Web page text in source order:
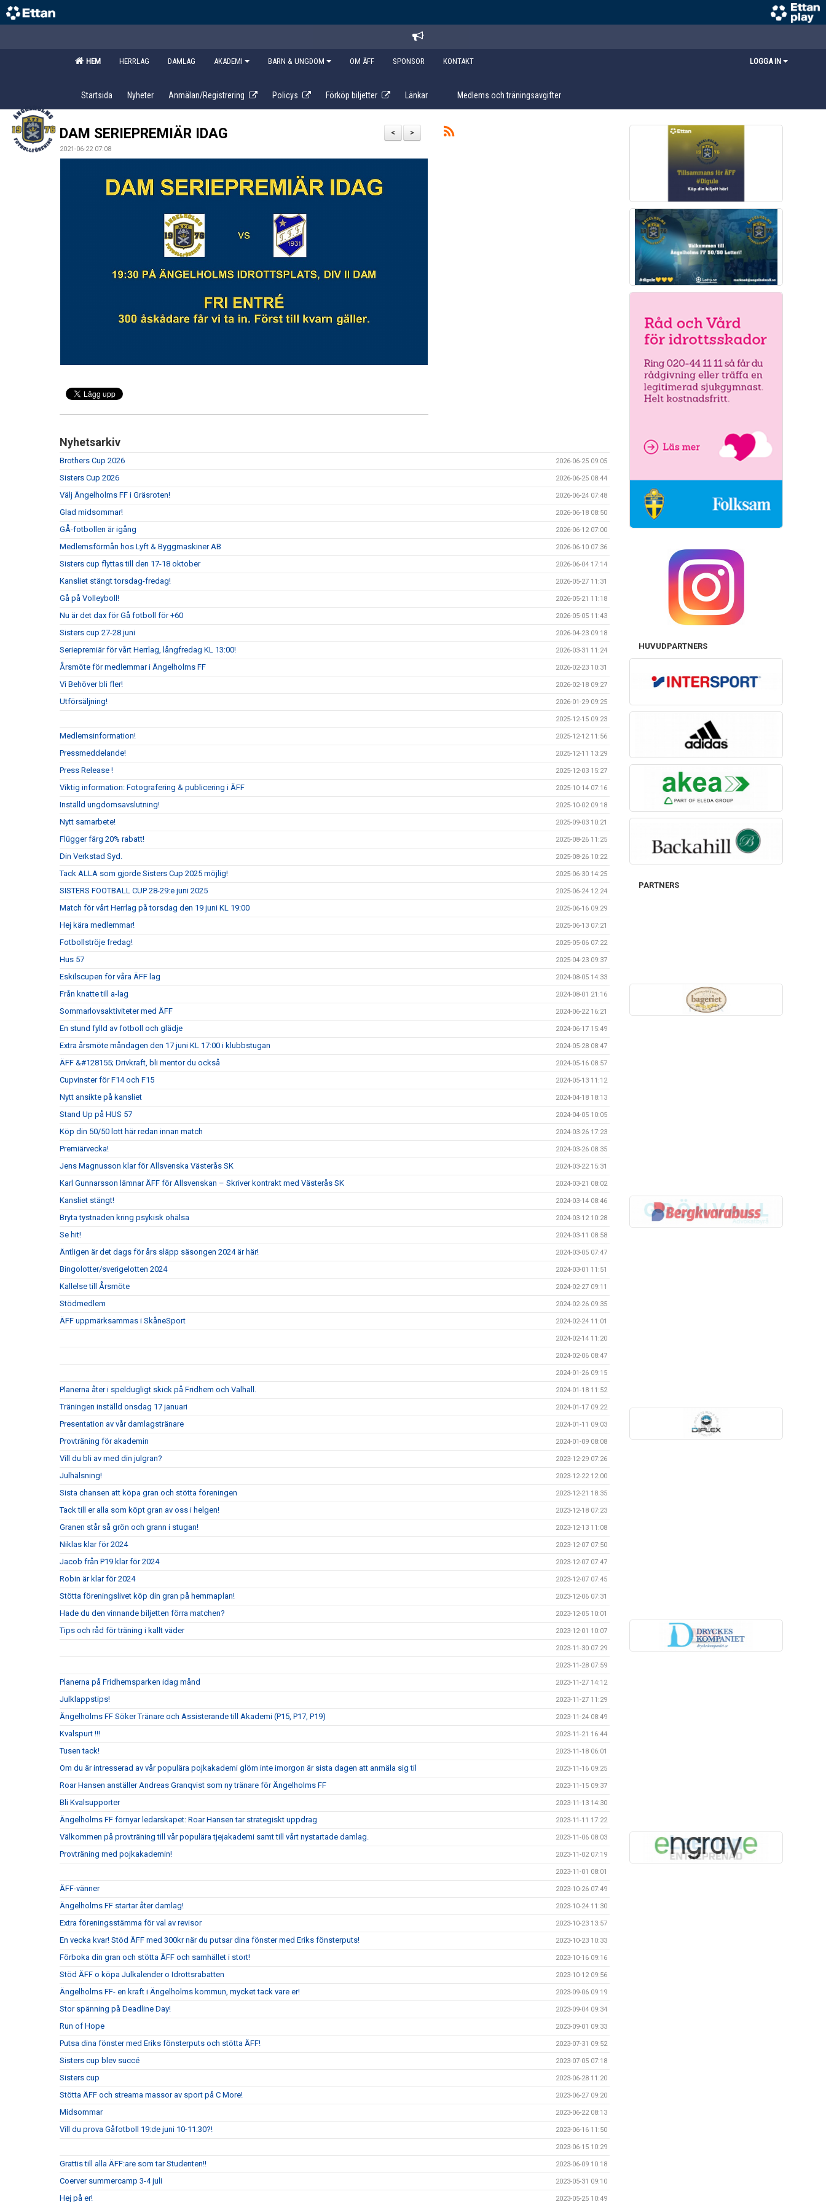
HEM HERRLAG DAMLAG AKADEMI BARN & UNGDOM OM ÄFF SPONSOR KONTAKT LOGGA IN
Startsida Nyheter Anmälan/Registrering Policys Förköp biljetter Länkar Medlems och träningsavgifter
>
<
DAM SERIEPREMIÄR IDAG
2021-06-22 07:08
Nyhetsarkiv
Brothers Cup 2026 2026-06-25 09:05
Sisters Cup 2026 2026-06-25 08:44
Välj Ängelholms FF i Gräsroten! 2026-06-24 07:48
Glad midsommar! 2026-06-18 08:50
GÅ-fotbollen är igång 2026-06-12 07:00
Medlemsförmån hos Lyft & Byggmaskiner AB 2026-06-10 07:36
Sisters cup flyttas till den 17-18 oktober 2026-06-04 17:14
Kansliet stängt torsdag-fredag! 2026-05-27 11:31
Gå på Volleyboll! 2026-05-21 11:18
Nu är det dax för Gå fotboll för +60 2026-05-05 11:43
Sisters cup 27-28 juni 2026-04-23 09:18
Seriepremiär för vårt Herrlag, långfredag KL 13:00! 2026-03-31 11:24
Årsmöte för medlemmar i Ängelholms FF 2026-02-23 10:31
Vi Behöver bli fler! 2026-02-18 09:27
Utförsäljning! 2026-01-29 09:25
2025-12-15 09:23
Medlemsinformation! 2025-12-12 11:56
Pressmeddelande! 2025-12-11 13:29
Press Release ! 2025-12-03 15:27
Viktig information: Fotografering & publicering i ÄFF 2025-10-14 07:16
Inställd ungdomsavslutning! 2025-10-02 09:18
Nytt samarbete! 2025-09-03 10:21
Flügger färg 20% rabatt! 2025-08-26 11:25
Din Verkstad Syd. 2025-08-26 10:22
Tack ALLA som gjorde Sisters Cup 2025 möjlig! 2025-06-30 14:25
SISTERS FOOTBALL CUP 28-29:e juni 2025 2025-06-24 12:24
Match för vårt Herrlag på torsdag den 19 juni KL 19:00 2025-06-16 09:29
Hej kära medlemmar! 2025-06-13 07:21
Fotbollströje fredag! 2025-05-06 07:22
Hus 57 2025-04-23 09:37
Eskilscupen för våra ÄFF lag 2024-08-05 14:33
Från knatte till a-lag 2024-08-01 21:16
Sommarlovsaktiviteter med ÄFF 2024-06-22 16:21
En stund fylld av fotboll och glädje 2024-06-17 15:49
Extra årsmöte måndagen den 17 juni KL 17:00 i klubbstugan 2024-05-28 08:47
ÄFF &#128155; Drivkraft, bli mentor du också 2024-05-16 08:57
Cupvinster för F14 och F15 2024-05-13 11:12
Nytt ansikte på kansliet 2024-04-18 18:13
Stand Up på HUS 57 2024-04-05 10:05
Köp din 50/50 lott här redan innan match 2024-03-26 17:23
Premiärvecka! 2024-03-26 08:35
Jens Magnusson klar för Allsvenska Västerås SK 2024-03-22 15:31
Karl Gunnarsson lämnar ÄFF för Allsvenskan – Skriver kontrakt med Västerås SK 2024-03-21 08:02
Kansliet stängt! 2024-03-14 08:46
Bryta tystnaden kring psykisk ohälsa 2024-03-12 10:28
Se hit! 2024-03-11 08:58
Äntligen är det dags för års släpp säsongen 2024 är här! 2024-03-05 07:47
Bingolotter/sverigelotten 2024 2024-03-01 11:51
Kallelse till Årsmöte 2024-02-27 09:11
Stödmedlem 2024-02-26 09:35
ÄFF uppmärksammas i SkåneSport 2024-02-24 11:01
2024-02-14 11:20
2024-02-06 08:47
2024-01-26 09:15
Planerna åter i speldugligt skick på Fridhem och Valhall. 2024-01-18 11:52
Träningen inställd onsdag 17 januari 2024-01-17 09:22
Presentation av vår damlagstränare 2024-01-11 09:03
Provträning för akademin 2024-01-09 08:08
Vill du bli av med din julgran? 2023-12-29 07:26
Julhälsning! 2023-12-22 12:00
Sista chansen att köpa gran och stötta föreningen 2023-12-21 18:35
Tack till er alla som köpt gran av oss i helgen! 2023-12-18 07:23
Granen står så grön och grann i stugan! 2023-12-13 11:08
Niklas klar för 2024 2023-12-07 07:50
Jacob från P19 klar för 2024 2023-12-07 07:47
Robin är klar för 2024 2023-12-07 07:45
Stötta föreningslivet köp din gran på hemmaplan! 2023-12-06 07:31
Hade du den vinnande biljetten förra matchen? 2023-12-05 10:01
Tips och råd för träning i kallt väder 2023-12-01 10:07
2023-11-30 07:29
2023-11-28 07:59
Planerna på Fridhemsparken idag månd 2023-11-27 14:12
Julklappstips! 2023-11-27 11:29
Ängelholms FF Söker Tränare och Assisterande till Akademi (P15, P17, P19) 2023-11-24 08:49
Kvalspurt !!! 2023-11-21 16:44
Tusen tack! 2023-11-18 06:01
Om du är intresserad av vår populära pojkakademi glöm inte imorgon är sista dagen att anmäla sig til 2023-11-16 09:25
Roar Hansen anställer Andreas Granqvist som ny tränare för Ängelholms FF 2023-11-15 09:37
Bli Kvalsupporter 2023-11-13 14:30
Ängelholms FF förnyar ledarskapet: Roar Hansen tar strategiskt uppdrag 2023-11-11 17:22
Välkommen på provträning till vår populära tjejakademi samt till vårt nystartade damlag. 2023-11-06 08:03
Provträning med pojkakademin! 2023-11-02 07:19
2023-11-01 08:01
ÄFF-vänner 2023-10-26 07:49
Ängelholms FF startar åter damlag! 2023-10-24 11:30
Extra föreningsstämma för val av revisor 2023-10-23 13:57
En vecka kvar! Stöd ÄFF med 300kr när du putsar dina fönster med Eriks fönsterputs! 2023-10-23 10:33
Förboka din gran och stötta ÄFF och samhället i stort! 2023-10-16 09:16
Stöd ÄFF o köpa Julkalender o Idrottsrabatten 2023-10-12 09:56
Ängelholms FF- en kraft i Ängelholms kommun, mycket tack vare er! 2023-09-06 09:19
Stor spänning på Deadline Day! 2023-09-04 09:34
Run of Hope 2023-09-01 09:33
Putsa dina fönster med Eriks fönsterputs och stötta ÄFF! 2023-07-31 09:52
Sisters cup blev succé 2023-07-05 07:18
Sisters cup 2023-06-28 11:20
Stötta ÄFF och streama massor av sport på C More! 2023-06-27 09:20
Midsommar 2023-06-22 08:13
Vill du prova Gåfotboll 19:de juni 10-11:30?! 2023-06-16 11:50
2023-06-15 10:29
Grattis till alla ÄFF:are som tar Studenten!! 2023-06-09 10:18
Coerver summercamp 3-4 juli 2023-05-31 09:10
Hej på er! 2023-05-25 10:49
HUVUDPARTNERS
PARTNERS